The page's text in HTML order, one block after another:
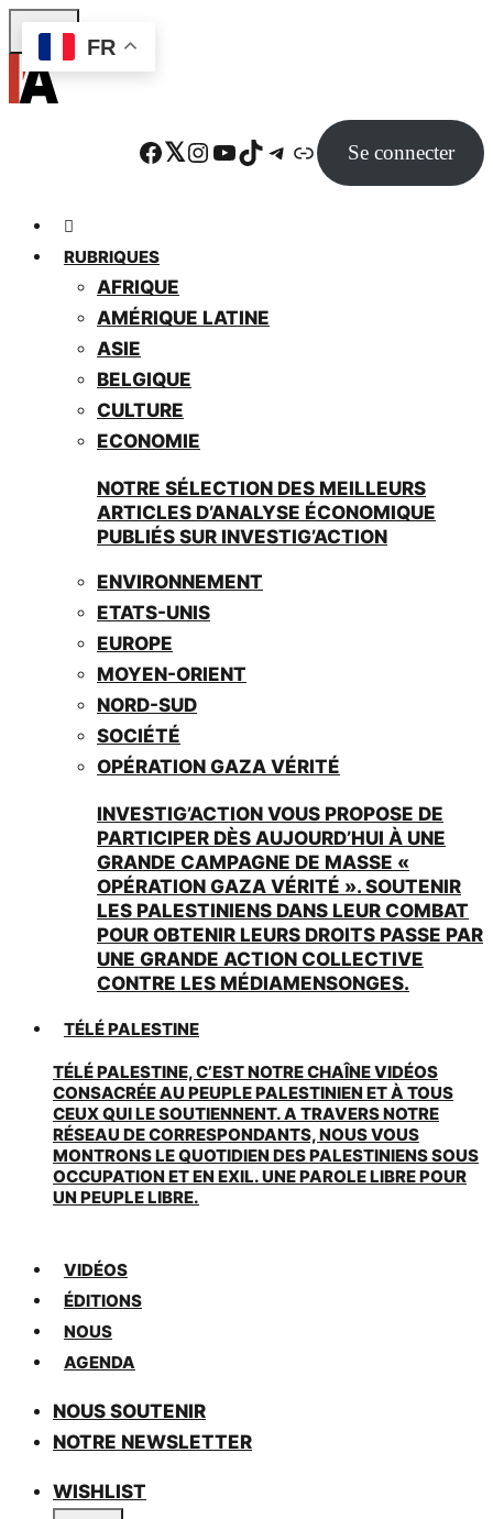
Skip
to
main
Facebook Twitter Instagram YouTube TikTok Telegram Lien Se connecter
RUBRIQUES
AFRIQUE
AMÉRIQUE LATINE
ASIE
BELGIQUE
CULTURE
ECONOMIE
NOTRE SÉLECTION DES MEILLEURS
ARTICLES D’ANALYSE ÉCONOMIQUE
PUBLIÉS SUR INVESTIG’ACTION
ENVIRONNEMENT
ETATS-UNIS
EUROPE
MOYEN-ORIENT
NORD-SUD
SOCIÉTÉ
OPÉRATION GAZA VÉRITÉ
INVESTIG’ACTION VOUS PROPOSE DE
PARTICIPER DÈS AUJOURD’HUI À UNE
GRANDE CAMPAGNE DE MASSE «
OPÉRATION GAZA VÉRITÉ ». SOUTENIR
LES PALESTINIENS DANS LEUR COMBAT
POUR OBTENIR LEURS DROITS PASSE PAR
UNE GRANDE ACTION COLLECTIVE
CONTRE LES MÉDIAMENSONGES.
TÉLÉ PALESTINE
TÉLÉ PALESTINE, C’EST NOTRE CHAÎNE VIDÉOS
CONSACRÉE AU PEUPLE PALESTINIEN ET À TOUS
CEUX QUI LE SOUTIENNENT. A TRAVERS NOTRE
RÉSEAU DE CORRESPONDANTS, NOUS VOUS
MONTRONS LE QUOTIDIEN DES PALESTINIENS SOUS
OCCUPATION ET EN EXIL. UNE PAROLE LIBRE POUR
UN PEUPLE LIBRE.
VIDÉOS
ÉDITIONS
NOUS
AGENDA
NOUS SOUTENIR
NOTRE NEWSLETTER
WISHLIST
FR